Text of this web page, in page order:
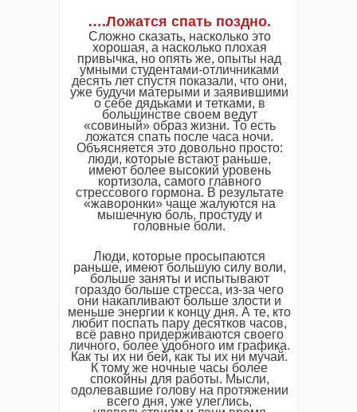
….Ложатся спать поздно.
Сложно сказать, насколько это
хорошая, а насколько плохая
привычка, но опять же, опыты над
умными студентами-отличниками
десять лет спустя показали, что они,
уже будучи матерыми и заявившими
о себе дядьками и тетками, в
большинстве своем ведут
«совиный» образ жизни. То есть
ложатся спать после часа ночи.
Объясняется это довольно просто:
люди, которые встают раньше,
имеют более высокий уровень
кортизола, самого главного
стрессового гормона. В результате
«жаворонки» чаще жалуются на
мышечную боль, простуду и
головные боли.
Люди, которые просыпаются
раньше, имеют большую силу воли,
больше заняты и испытывают
гораздо больше стресса, из-за чего
они накапливают больше злости и
меньше энергии к концу дня. А те, кто
любит поспать пару десятков часов,
всё равно придерживаются своего
личного, более удобного им графика.
Как ты их ни бей, как ты их ни мучай.
К тому же ночные часы более
спокойны для работы. Мысли,
одолевавшие голову на протяжении
всего дня, уже улеглись,